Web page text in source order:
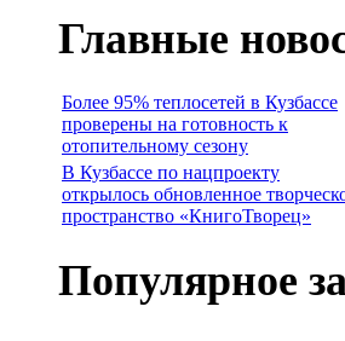
Главные
Более 95% теплосетей в Кузбассе
проверены на готовность к
отопительному сезону
В Кузбассе по нацпроекту
открылось обновленное
пространство «КнигоТворец»
Популярное